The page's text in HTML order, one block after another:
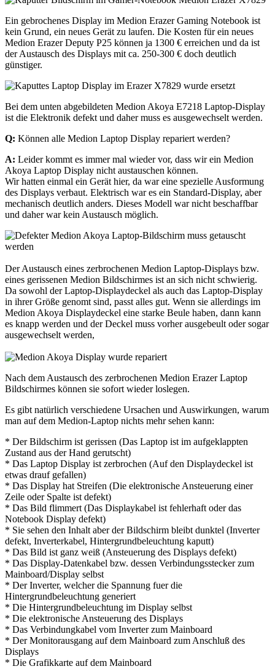
Ein gebrochenes Display im Medion Erazer Gaming Notebook ist
kein Grund, ein neues Gerät zu laufen. Die Kosten für ein neues
Medion Erazer Deputy P25 können ja 1300 € erreichen und da ist
der Austausch des Displays mit ca. 250-300 € doch deutlich
günstiger.
Bei dem unten abgebildeten Medion Akoya E7218 Laptop-Display
ist die Elektronik defekt und daher muss es ausgewechselt werden.
Q: Können alle Medion Laptop Display repariert werden?
A: Leider kommt es immer mal wieder vor, dass wir ein Medion
Akoya Laptop Display nicht austauschen können.
Wir hatten einmal ein Gerät hier, da war eine spezielle Ausformung
des Displays verbaut. Elektrisch war es ein Standard-Display, aber
mechanisch deutlich anders. Dieses Modell war nicht beschaffbar
und daher war kein Austausch möglich.
Der Austausch eines zerbrochenen Medion Laptop-Displays bzw.
eines gerissenen Medion Bildschirmes ist an sich nicht schwierig.
Da sowohl der Laptop-Displaydeckel als auch das Laptop-Display
in ihrer Größe genomt sind, passt alles gut. Wenn sie allerdings im
Medion Akoya Displaydeckel eine starke Beule haben, dann kann
es knapp werden und der Deckel muss vorher ausgebeult oder sogar
ausgewechselt werden,
Nach dem Austausch des zerbrochenen Medion Erazer Laptop
Bildschirmes können sie sofort wieder loslegen.
Es gibt natürlich verschiedene Ursachen und Auswirkungen, warum
man auf dem Medion-Laptop nichts mehr sehen kann:
* Der Bildschirm ist gerissen (Das Laptop ist im aufgeklappten
Zustand aus der Hand gerutscht)
* Das Laptop Display ist zerbrochen (Auf den Displaydeckel ist
etwas drauf gefallen)
* Das Display hat Streifen (Die elektronische Ansteuerung einer
Zeile oder Spalte ist defekt)
* Das Bild flimmert (Das Displaykabel ist fehlerhaft oder das
Notebook Display defekt)
* Sie sehen den Inhalt aber der Bildschirm bleibt dunktel (Inverter
defekt, Inverterkabel, Hintergrundbeleuchtung kaputt)
* Das Bild ist ganz weiß (Ansteuerung des Displays defekt)
* Das Display-Datenkabel bzw. dessen Verbindungsstecker zum
Mainboard/Display selbst
* Der Inverter, welcher die Spannung fuer die
Hintergrundbeleuchtung generiert
* Die Hintergrundbeleuchtung im Display selbst
* Die elektronische Ansteuerung des Displays
* Das Verbindungkabel vom Inverter zum Mainboard
* Der Monitorausgang auf dem Mainboard zum Anschluß des
Displays
* Die Grafikkarte auf dem Mainboard